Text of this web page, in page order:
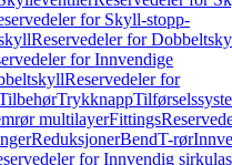
for Skyll-stopp-
Reservedeler for
for Innvendige
Reservedeler for
Trykknapp
multilayerFittings
ReduksjonerBendT-rør
for Innvendig